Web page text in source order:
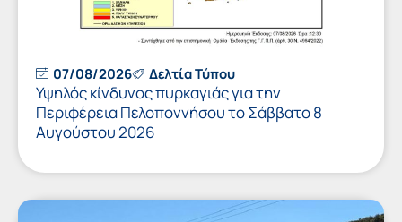
07/08/2026 Δελτία Τύπου
Υψηλός κίνδυνος πυρκαγιάς για την
Περιφέρεια Πελοποννήσου το Σάββατο 8
Αυγούστου 2026